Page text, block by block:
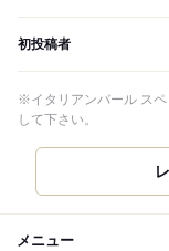
初投稿者
※イタリアンバール ス
して下さい。
メニュー